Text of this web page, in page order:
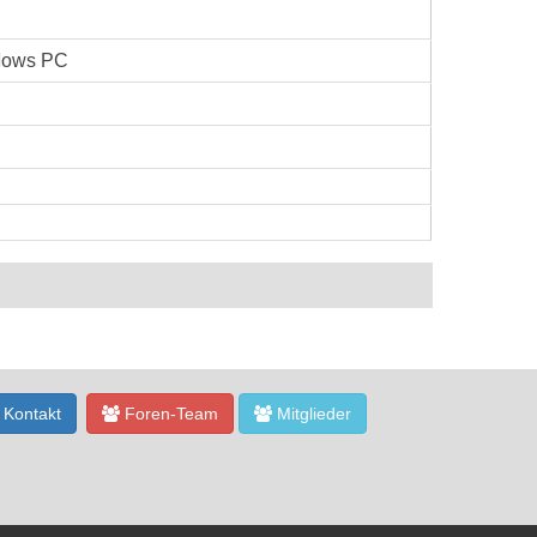
PC
Kontakt Foren-Team Mitglieder